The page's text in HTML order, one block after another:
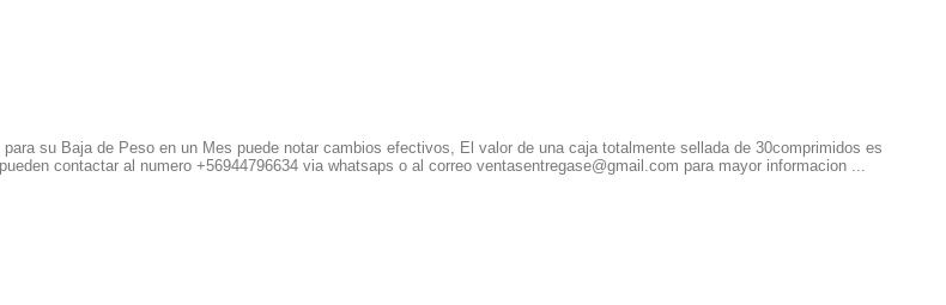
su Baja de Peso en un Mes puede notar cambios efectivos, El valor de una caja totalmente sellada de 30comprimidos es
contactar al numero +56944796634 via whatsaps o al correo ventasentregase@gmail.com para mayor informacion ...